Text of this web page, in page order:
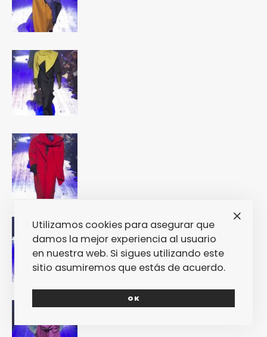
Utilizamos cookies para asegurar que
damos la mejor experiencia al usuario
en nuestra web. Si sigues utilizando este
sitio asumiremos que estás de acuerdo.
OK